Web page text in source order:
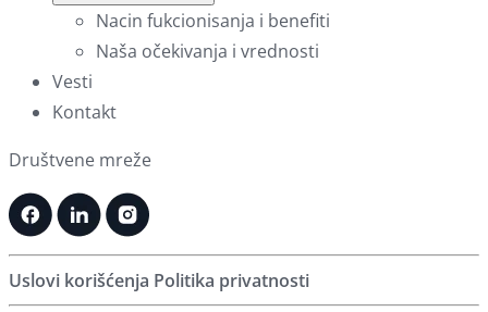
Nacin fukcionisanja i benefiti
Naša očekivanja i vrednosti
Vesti
Kontakt
Društvene mreže
Uslovi korišćenja Politika privatnosti